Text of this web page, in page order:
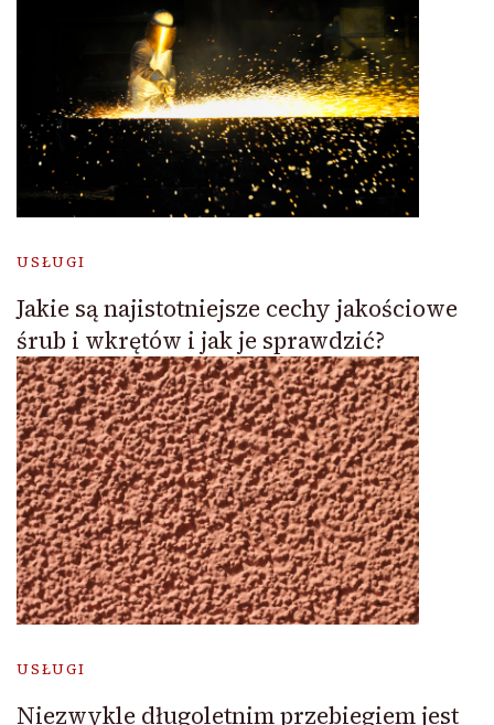
USŁUGI
Jakie są najistotniejsze cechy jakościowe
śrub i wkrętów i jak je sprawdzić?
USŁUGI
Niezwykle długoletnim przebiegiem jest